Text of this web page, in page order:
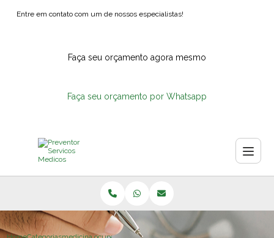
Entre em contato com um de nossos especialistas!
Faça seu orçamento agora mesmo
Faça seu orçamento por Whatsapp